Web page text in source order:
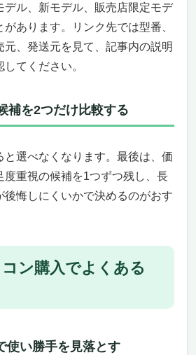
クも快適に！圧倒的なメモリ＆ス
適性も抜群！
引を始める人に最適な理由
デル、新モデル、販売店限定モデ
あります。リンク先では型番、
元、発送元を見て、記事内の説明
てください。
補を2つだけ比較する
と選べなくなります。最後は、価
度重視の候補を1つずつ残し、長
後悔しにくいかで決めるのがおす
ン購入でよくある
使い勝手を見落とす